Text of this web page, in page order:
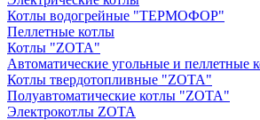
Котлы водогрейные "ТЕРМОФОР"
Пеллетные котлы
Котлы "ZOTA"
Автоматические угольные и пеллетные
Котлы твердотопливные "ZOTA"
Полуавтоматические котлы "ZOTA"
Электрокотлы ZOTA